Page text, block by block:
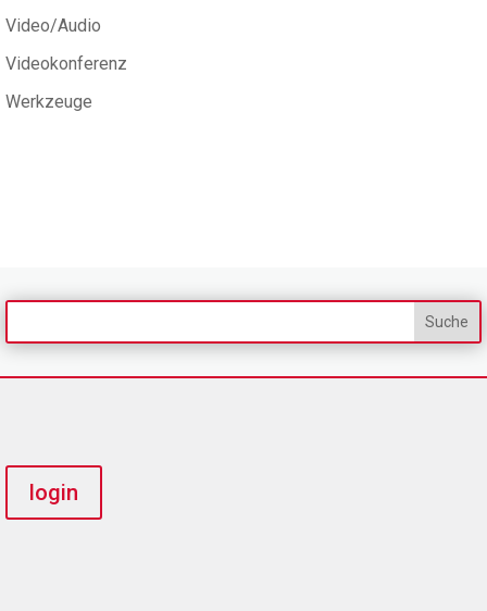
Video/Audio
Videokonferenz
Werkzeuge
login